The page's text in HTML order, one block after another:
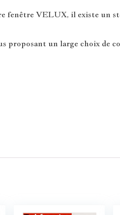
fenêtre VELUX, il existe un
proposant un large choix de